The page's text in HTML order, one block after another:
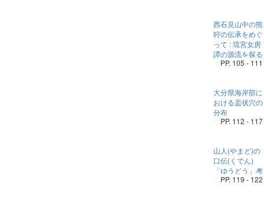
西石見山中の熊
狩の伝承をめぐ
って : 琉宮女房
譚の源流を探る
PP. 105 - 111
大分県海岸部に
おける盃状穴の
分布
PP. 112 - 117
山人(やまど)の
口伝(くでん)
「ゆうどう」考
PP. 119 - 122